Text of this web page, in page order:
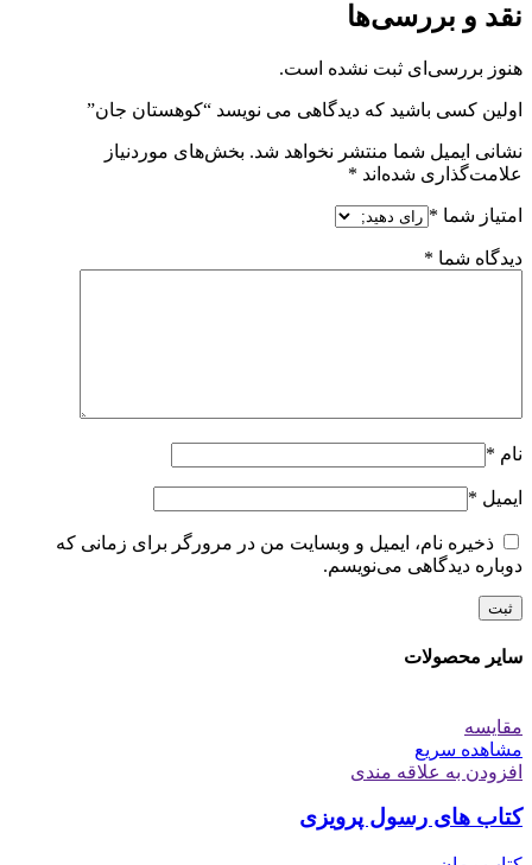
نقد و بررسی‌ها
هنوز بررسی‌ای ثبت نشده است.
اولین کسی باشید که دیدگاهی می نویسد “کوهستان جان”
نشانی ایمیل شما منتشر نخواهد شد. بخش‌های موردنیاز
علامت‌گذاری شده‌اند *
امتیاز شما *
دیدگاه شما *
نام *
ایمیل *
ذخیره نام، ایمیل و وبسایت من در مرورگر برای زمانی که
دوباره دیدگاهی می‌نویسم.
سایر محصولات
مقایسه
مشاهده سریع
افزودن به علاقه مندی
کتاب های رسول پرویزی